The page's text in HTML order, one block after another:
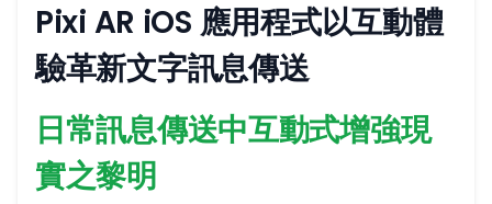
Pixi AR iOS 應用程式以互動體
驗革新文字訊息傳送
日常訊息傳送中互動式增強現
實之黎明